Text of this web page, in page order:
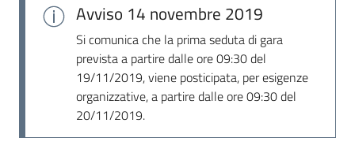
Avviso 14 novembre 2019
Si comunica che la prima seduta di gara
prevista a partire dalle ore 09:30 del
19/11/2019, viene posticipata, per esigenze
organizzative, a partire dalle ore 09:30 del
20/11/2019.